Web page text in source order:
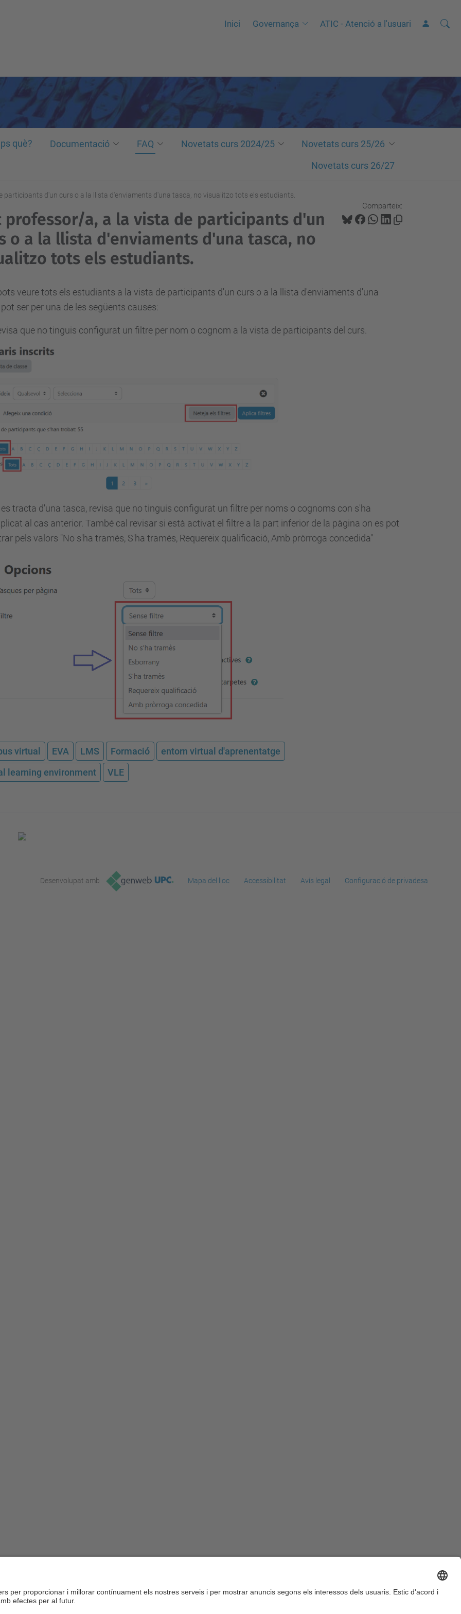
Inici Governança ATIC - Atenció a l'usuari Cerca
C
a
què? Documentació FAQ Novetats curs 2024/25
Novetats curs 25/26
Novetats curs 26/27
participants d'un curs o a la llista d'enviaments d'una tasca, no visualitzo tots els estudiants.
Comparteix:
professor/a, a la vista de participants d'un
o a la llista d'enviaments d'una tasca, no
tots els estudiants.
veure tots els estudiants a la vista de participants d'un curs o a la llista d'enviaments d'una
ser per una de les següents causes:
que no tinguis configurat un filtre per nom o cognom a la vista de participants del curs.
es tracta d'una tasca, revisa que no tinguis configurat un filtre per noms o cognoms con s'ha
al cas anterior. També cal revisar si està activat el filtre a la part inferior de la pàgina on es pot
pels valors "No s'ha tramès, S'ha tramès, Requereix qualificació, Amb pròrroga concedida"
virtual EVA LMS Formació
entorn virtual d'aprenentatge
learning environment
VLE
Desenvolupat amb Mapa del lloc Accessibilitat Avís legal Configuració de privadesa